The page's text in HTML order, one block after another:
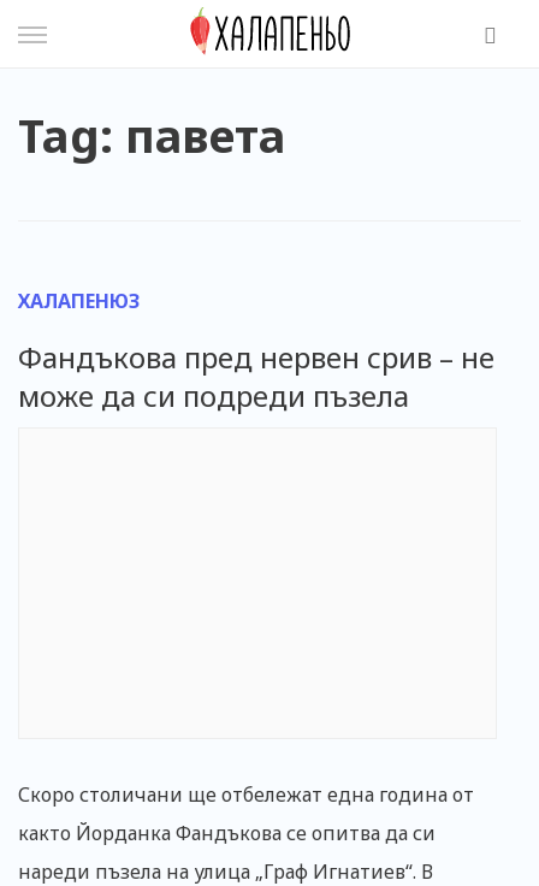
Tag: павета
ХАЛАПЕНЮЗ
Фандъкова пред нервен срив – не
може да си подреди пъзела
Скоро столичани ще отбележат една година от
както Йорданка Фандъкова се опитва да си
нареди пъзела на улица „Граф Игнатиев“. В